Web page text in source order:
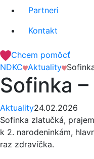
Partneri
Kontakt
Chcem pomôcť
NDKC Aktuality
Sofinka
Aktuality24.02.2026
Sofinka zlatučká,
k 2. narodeninkám,
raz zdravíčka.